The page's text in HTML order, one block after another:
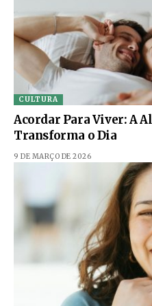
CULTURA
Acordar Para Viver: A
Transforma o Dia
9 DE MARÇO DE 2026